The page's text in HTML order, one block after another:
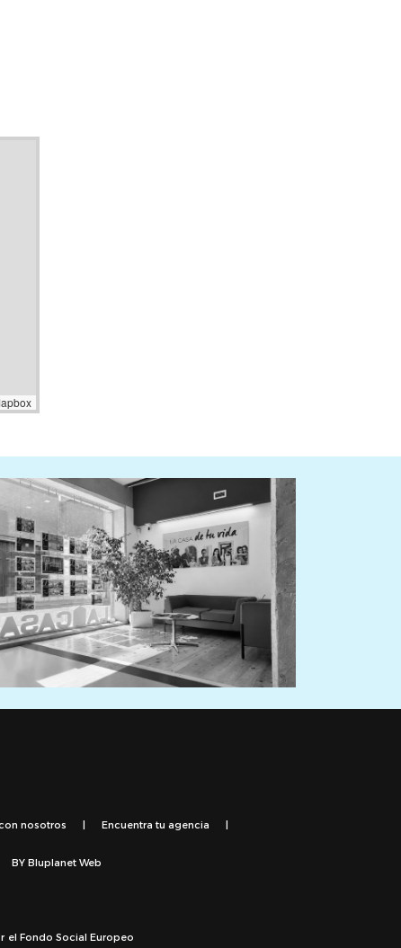
nosotros | Encuentra tu agencia |
BY Bluplanet Web
el Fondo Social Europeo